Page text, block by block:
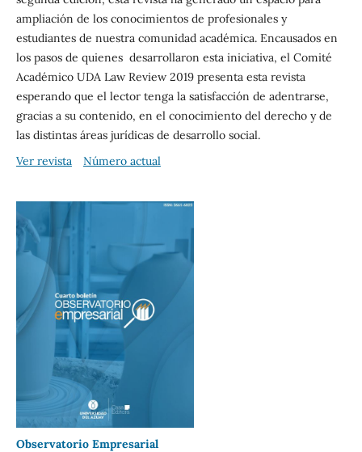
ampliación de los conocimientos de profesionales y
estudiantes de nuestra comunidad académica. Encausados en
los pasos de quienes desarrollaron esta iniciativa, el Comité
Académico UDA Law Review 2019 presenta esta revista
esperando que el lector tenga la satisfacción de adentrarse,
gracias a su contenido, en el conocimiento del derecho y de
las distintas áreas jurídicas de desarrollo social.
Ver revista
Número actual
Observatorio Empresarial